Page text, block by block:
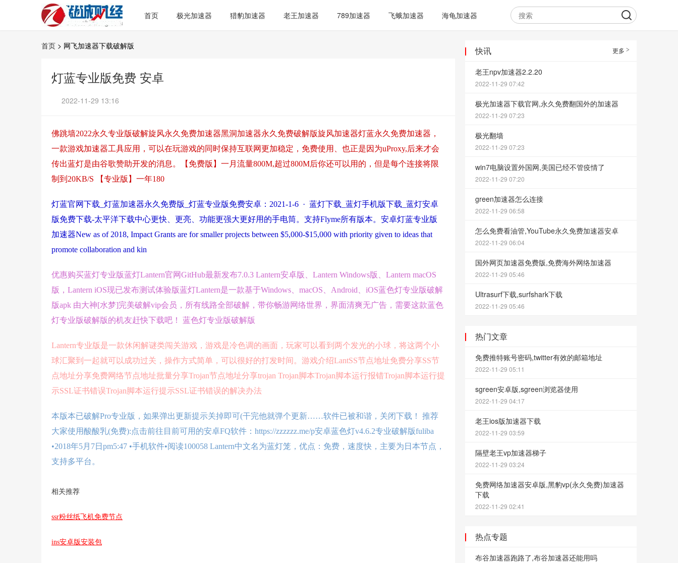
首页 极光加速器 猎豹加速器 老王加速器 789加速器 飞蛾加速器 海龟加速器
首页 > 网飞加速器下载破解版
灯蓝专业版免费 安卓
2022-11-29 13:16
佛跳墙2022永久专业版破解旋风永久免费加速器黑洞加速器永久免费破解版旋风加速器灯蓝永久免费加速器，
一款游戏加速器工具应用，可以在玩游戏的同时保持互联网更加稳定，免费使用、也正是因为uProxy,后来才会
传出蓝灯是由谷歌赞助开发的消息。【免费版】一月流量800M,超过800M后你还可以用的，但是每个连接将限
制到20KB/S 【专业版】一年180
灯蓝官网下载_灯蓝加速器永久免费版_灯蓝专业版免费安卓：2021-1-6 · 蓝灯下载_蓝灯手机版下载_蓝灯安卓
版免费下载-太平洋下载中心更快、更亮、功能更强大更好用的手电筒。支持Flyme所有版本。安卓灯蓝专业版
加速器New as of 2018, Impact Grants are for smaller projects between $5,000-$15,000 with priority given to ideas that
promote collaboration and kin
优惠购买蓝灯专业版蓝灯Lantern官网GitHub最新发布7.0.3 Lantern安卓版、Lantern Windows版、Lantern macOS
版，Lantern iOS现已发布测试体验版蓝灯Lantern是一款基于Windows、macOS、Android、iOS蓝色灯专业版破解
版apk 由大神[水梦]完美破解vip会员，所有线路全部破解，带你畅游网络世界，界面清爽无广告，需要这款蓝色
灯专业版破解版的机友赶快下载吧！ 蓝色灯专业版破解版
Lantern专业版是一款休闲解谜类闯关游戏，游戏是冷色调的画面，玩家可以看到两个发光的小球，将这两个小
球汇聚到一起就可以成功过关，操作方式简单，可以很好的打发时间。游戏介绍LantSS节点地址免费分享SS节
点地址分享免费网络节点地址批量分享Trojan节点地址分享trojan Trojan脚本Trojan脚本运行报错Trojan脚本运行提
示SSL证书错误Trojan脚本运行提示SSL证书错误的解决办法
本版本已破解Pro专业版，如果弹出更新提示关掉即可(干完他就弹个更新……软件已被和谐，关闭下载！ 推荐
大家使用酸酸乳(免费):点击前往目前可用的安卓FQ软件：https://zzzzzz.me/p安卓蓝色灯v4.6.2专业破解版fuliba
•2018年5月7日pm5:47 •手机软件•阅读100058 Lantern中文名为蓝灯笼，优点：免费，速度快，主要为日本节点，
支持多平台。
相关推荐
ssr粉丝纸飞机免费节点
ins安卓版安装包
快讯 更多
老王npv加速器2.2.20
2022-11-29 07:42
极光加速器下载官网,永久免费翻国外的加速器
2022-11-29 07:23
极光翻墙
2022-11-29 07:23
win7电脑设置外国网,美国已经不管疫情了
2022-11-29 07:20
green加速器怎么连接
2022-11-29 06:58
怎么免费看油管,YouTube永久免费加速器安卓
2022-11-29 06:04
国外网页加速器免费版,免费海外网络加速器
2022-11-29 05:46
Ultrasurf下载,surfshark下载
2022-11-29 05:46
热门文章
免费推特账号密码,twitter有效的邮箱地址
2022-11-29 05:11
sgreen安卓版,sgreen浏览器使用
2022-11-29 04:17
老王ios版加速器下载
2022-11-29 03:59
隔壁老王vp加速器梯子
2022-11-29 03:24
免费网络加速器安卓版,黑豹vp(永久免费)加速器
下载
2022-11-29 02:41
热点专题
布谷加速器跑路了,布谷加速器还能用吗